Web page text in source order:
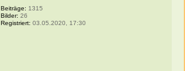
Beiträge: 1315
Bilder: 26
Registriert: 03.05.2020, 17:30